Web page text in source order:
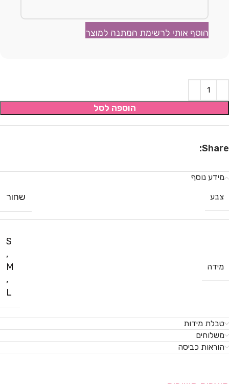
הוסף אותי לרשימת המתנה למוצר
הוספה לסל
Share:
מידע נוסף
צבע
שחור
מידה
S
,
M
,
L
טבלת מידות
משלוחים
הוראות כביסה